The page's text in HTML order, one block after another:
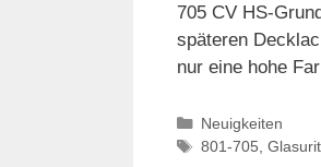
705 CV HS-
späteren
nur eine hohe
Kategorien
Neuigkeiten
Schlagwörter
801-705 Glasurit,